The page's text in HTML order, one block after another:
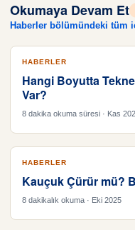
Okumaya Devam Et
Haberler bölümündeki tüm
HABERLER
Hangi Boyutta
Var?
8 dakika okuma süresi · Kas
HABERLER
Kauçuk Çürür mü?
8 dakikalık okuma · Eki 2025